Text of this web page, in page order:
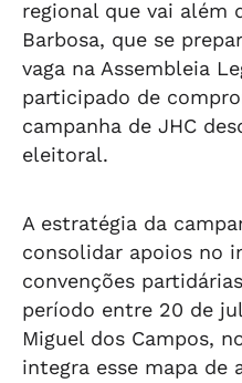
regional que vai além
Barbosa, que se
vaga na Assembleia
participado de
campanha de JHC
eleitoral.
A estratégia da
consolidar apoios no
convenções
período entre 20 de
Miguel dos Campos,
integra esse mapa de